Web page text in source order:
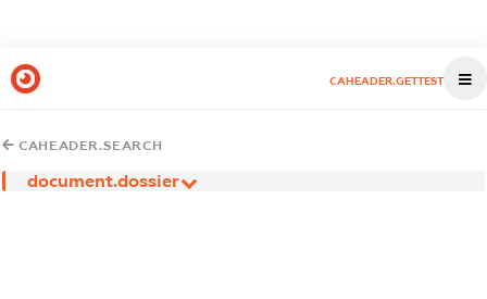
CAHEADER.GETTEST
CAHEADER.SEARCH
document.dossier